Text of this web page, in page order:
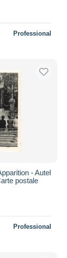
Professional
- Autel
postale
Professional